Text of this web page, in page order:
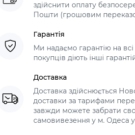
здійснити оплату
Пошти (грошовим
Гарантія
Ми надаємо гарантію на
покупців діють інші
Доставка
Доставка здійснюється
доставки за тарифами
завжди можете забрати
самовивезення у м. Одеса